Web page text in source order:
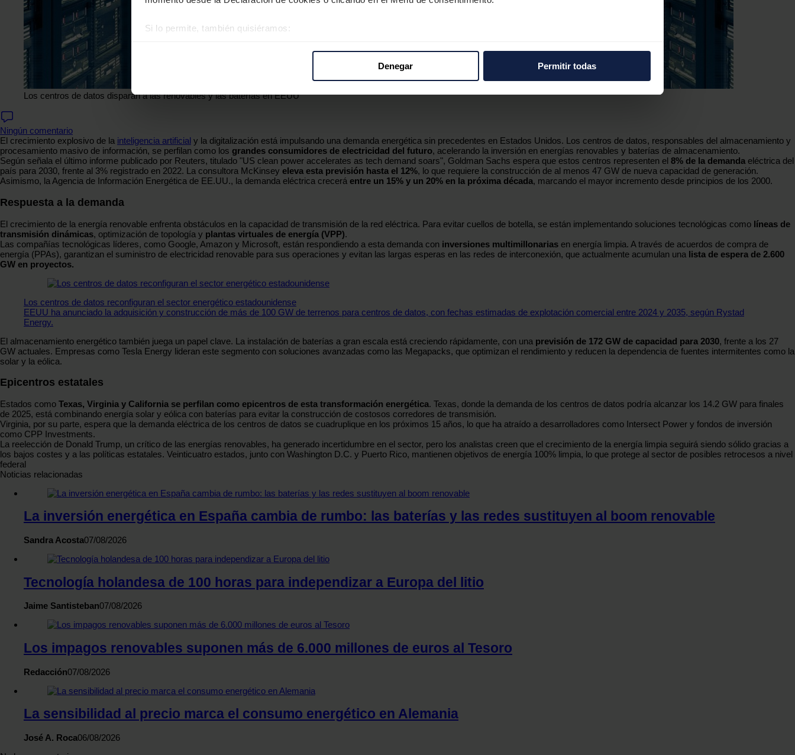
Si lo permite, también quisiéramos:
redes sociales, publicidad y análisis web, quienes pueden combinarla con otra información que les haya proporcionado o
que hayan recopilado a partir del uso que haya hecho de sus servicios.
Denegar Permitir todas
Los centros de datos disparan a las renovables y las baterías en EEUU
Ningún comentario
El crecimiento explosivo de la inteligencia artificial y la digitalización está impulsando una demanda energética sin precedentes en Estados Unidos. Los centros de datos, responsables del almacenamiento y
procesamiento masivo de información, se perfilan como los grandes consumidores de electricidad del futuro, acelerando la inversión en energías renovables y baterías de almacenamiento.
Según señala el último informe publicado por Reuters, titulado "US clean power accelerates as tech demand soars", Goldman Sachs espera que estos centros representen el 8% de la demanda eléctrica del
país para 2030, frente al 3% registrado en 2022. La consultora McKinsey eleva esta previsión hasta el 12%, lo que requiere la construcción de al menos 47 GW de nueva capacidad de generación.
Asimismo, la Agencia de Información Energética de EE.UU., la demanda eléctrica crecerá entre un 15% y un 20% en la próxima década, marcando el mayor incremento desde principios de los 2000.
Respuesta a la demanda
El crecimiento de la energía renovable enfrenta obstáculos en la capacidad de transmisión de la red eléctrica. Para evitar cuellos de botella, se están implementando soluciones tecnológicas como líneas de
transmisión dinámicas, optimización de topología y plantas virtuales de energía (VPP).
Las compañías tecnológicas líderes, como Google, Amazon y Microsoft, están respondiendo a esta demanda con inversiones multimillonarias en energía limpia. A través de acuerdos de compra de
energía (PPAs), garantizan el suministro de electricidad renovable para sus operaciones y evitan las largas esperas en las redes de interconexión, que actualmente acumulan una lista de espera de 2.600
GW en proyectos.
Los centros de datos reconfiguran el sector energético estadounidense
EEUU ha anunciado la adquisición y construcción de más de 100 GW de terrenos para centros de datos, con fechas estimadas de explotación comercial entre 2024 y 2035, según Rystad
Energy.
El almacenamiento energético también juega un papel clave. La instalación de baterías a gran escala está creciendo rápidamente, con una previsión de 172 GW de capacidad para 2030, frente a los 27
GW actuales. Empresas como Tesla Energy lideran este segmento con soluciones avanzadas como las Megapacks, que optimizan el rendimiento y reducen la dependencia de fuentes intermitentes como la
solar y la eólica.
Epicentros estatales
Estados como Texas, Virginia y California se perfilan como epicentros de esta transformación energética. Texas, donde la demanda de los centros de datos podría alcanzar los 14.2 GW para finales
de 2025, está combinando energía solar y eólica con baterías para evitar la construcción de costosos corredores de transmisión.
Virginia, por su parte, espera que la demanda eléctrica de los centros de datos se cuadruplique en los próximos 15 años, lo que ha atraído a desarrolladores como Intersect Power y fondos de inversión
como CPP Investments.
La reelección de Donald Trump, un crítico de las energías renovables, ha generado incertidumbre en el sector, pero los analistas creen que el crecimiento de la energía limpia seguirá siendo sólido gracias a
los bajos costes y a las políticas estatales. Veinticuatro estados, junto con Washington D.C. y Puerto Rico, mantienen objetivos de energía 100% limpia, lo que protege al sector de posibles retrocesos a nivel
federal
Noticias relacionadas
La inversión energética en España cambia de rumbo: las baterías y las redes sustituyen al boom renovable
Sandra Acosta07/08/2026
Tecnología holandesa de 100 horas para independizar a Europa del litio
Jaime Santisteban07/08/2026
Los impagos renovables suponen más de 6.000 millones de euros al Tesoro
Redacción07/08/2026
La sensibilidad al precio marca el consumo energético en Alemania
José A. Roca06/08/2026